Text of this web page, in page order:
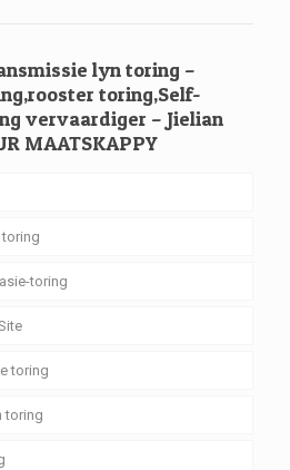
lyn toring –
toring,Self-
vervaardiger – Jielian
MAATSKAPPY
toring
toring
toring